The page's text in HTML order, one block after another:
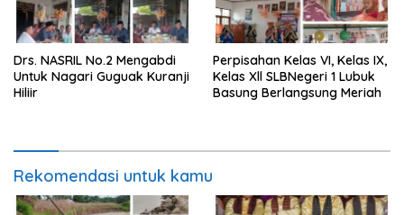
Drs. NASRIL No.2 Mengabdi
Untuk Nagari Guguak Kuranji
Hiliir
Perpisahan Kelas VI, Kelas IX,
Kelas Xll SLBNegeri 1 Lubuk
Basung Berlangsung Meriah
Rekomendasi untuk kamu